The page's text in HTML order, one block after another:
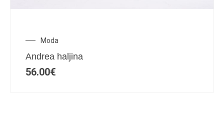
Moda
Andrea haljina
56.00€